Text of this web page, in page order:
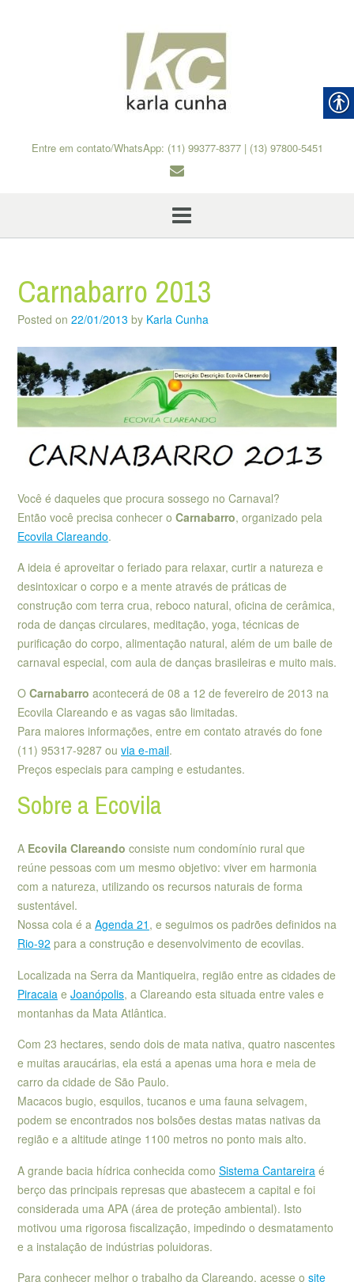
Entre em contato/WhatsApp: (11) 99377-8377 | (13) 97800-5451
Carnabarro 2013
Posted on 22/01/2013 by Karla Cunha
Você é daqueles que procura sossego no Carnaval?
Então você precisa conhecer o Carnabarro, organizado pela
Ecovila Clareando.
A ideia é aproveitar o feriado para relaxar, curtir a natureza e
desintoxicar o corpo e a mente através de práticas de
construção com terra crua, reboco natural, oficina de cerâmica,
roda de danças circulares, meditação, yoga, técnicas de
purificação do corpo, alimentação natural, além de um baile de
carnaval especial, com aula de danças brasileiras e muito mais.
O Carnabarro acontecerá de 08 a 12 de fevereiro de 2013 na
Ecovila Clareando e as vagas são limitadas.
Para maiores informações, entre em contato através do fone
(11) 95317-9287 ou via e-mail.
Preços especiais para camping e estudantes.
Sobre a Ecovila
A Ecovila Clareando consiste num condomínio rural que
reúne pessoas com um mesmo objetivo: viver em harmonia
com a natureza, utilizando os recursos naturais de forma
sustentável.
Nossa cola é a Agenda 21 , e seguimos os padrões definidos na
Rio-92 para a construção e desenvolvimento de ecovilas.
Localizada na Serra da Mantiqueira, região entre as cidades de
Piracaia e Joanópolis, a Clareando esta situada entre vales e
montanhas da Mata Atlântica.
Com 23 hectares, sendo dois de mata nativa, quatro nascentes
e muitas araucárias, ela está a apenas uma hora e meia de
carro da cidade de São Paulo.
Macacos bugio, esquilos, tucanos e uma fauna selvagem,
podem se encontrados nos bolsões destas matas nativas da
região e a altitude atinge 1100 metros no ponto mais alto.
A grande bacia hídrica conhecida como Sistema Cantareira é
berço das principais represas que abastecem a capital e foi
considerada uma APA (área de proteção ambiental). Isto
motivou uma rigorosa fiscalização, impedindo o desmatamento
e a instalação de indústrias poluidoras.
Para conhecer melhor o trabalho da Clareando, acesse o site